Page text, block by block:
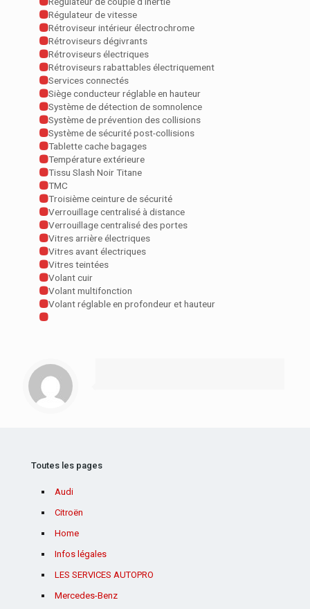
Régulateur de vitesse
Rétroviseur intérieur électrochrome
Rétroviseurs dégivrants
Rétroviseurs électriques
Rétroviseurs rabattables électriquement
Services connectés
Siège conducteur réglable en hauteur
Système de détection de somnolence
Système de prévention des collisions
Système de sécurité post-collisions
Tablette cache bagages
Température extérieure
Tissu Slash Noir Titane
TMC
Troisième ceinture de sécurité
Verrouillage centralisé à distance
Verrouillage centralisé des portes
Vitres arrière électriques
Vitres avant électriques
Vitres teintées
Volant cuir
Volant multifonction
Volant réglable en profondeur et hauteur
Toutes les pages
Audi
Citroën
Home
Infos légales
LES SERVICES AUTOPRO
Mercedes-Benz